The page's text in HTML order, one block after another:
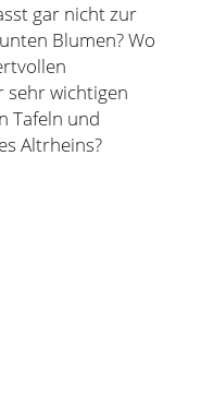
gar nicht zur
Blumen? Wo
sehr wichtigen
Tafeln und
Altrheins?